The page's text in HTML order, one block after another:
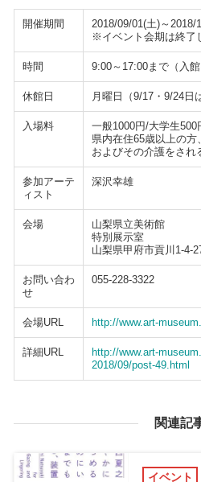
開催期間
2018/09/01(土)～2018/
※イベント会期は終了
時間 9:00～17:00まで（入
休館日 月曜日（9/17・9/24日
入場料
一般1000円/大学生500
県内在住65歳以上の方
およびその介護をされ
参加アーテ
ィスト
深沢幸雄
会場
山梨県立美術館
特別展示室
山梨県甲府市貢川1-4-
お問い合わ
せ
055-228-3322
会場URL http://www.art-
詳細URL
http://www.art-
2018/09/post-49.html
関連記
イベント